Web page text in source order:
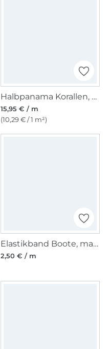
Halbpanama Korallen, orange
15,95 € / m
(10,29 € / 1 m²)
Elastikband Boote, marine-weiss
2,50 € / m